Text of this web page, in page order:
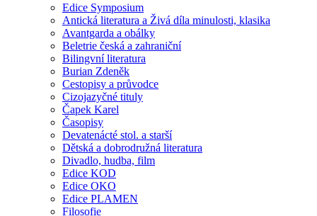
Edice Symposium
Antická literatura a Živá díla minulosti, klasika
Avantgarda a obálky
Beletrie česká a zahraniční
Bilingvní literatura
Burian Zdeněk
Cestopisy a průvodce
Cizojazyčné tituly
Čapek Karel
Časopisy
Devatenácté stol. a starší
Dětská a dobrodružná literatura
Divadlo, hudba, film
Edice KOD
Edice OKO
Edice PLAMEN
Filosofie